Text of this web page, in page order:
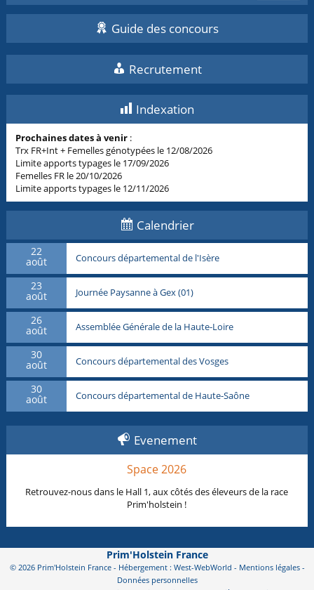
Guide des concours
Recrutement
Indexation
Prochaines dates à venir :
Trx FR+Int + Femelles génotypées le 12/08/2026
Limite apports typages le 17/09/2026
Femelles FR le 20/10/2026
Limite apports typages le 12/11/2026
Calendrier
22
août Concours départemental de l'Isère
23
août Journée Paysanne à Gex (01)
26
août Assemblée Générale de la Haute-Loire
30
août Concours départemental des Vosges
30
août Concours départemental de Haute-Saône
Evenement
Space 2026
Retrouvez-nous dans le Hall 1, aux côtés des éleveurs de la race
Prim'holstein !
Prim'Holstein France
© 2026 Prim'Holstein France - Hébergement : West-WebWorld - Mentions légales-
Données personnelles